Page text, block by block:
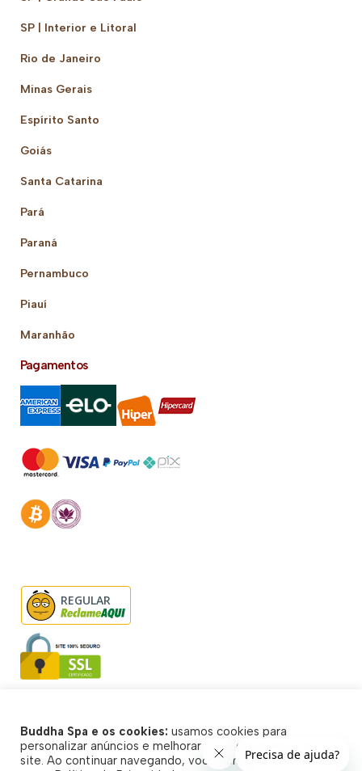
SP | Interior e Litoral
Rio de Janeiro
Minas Gerais
Espírito Santo
Goiás
Santa Catarina
Pará
Paraná
Pernambuco
Piauí
Maranhão
Pagamentos
REGULAR
© Buddha Spa 2026 - Todos direitos reservados
Buddha Spa e os cookies: usamos cookies para
personalizar anúncios e melhorar a sua experiência no
site. Ao continuar navegando, você concorda com a